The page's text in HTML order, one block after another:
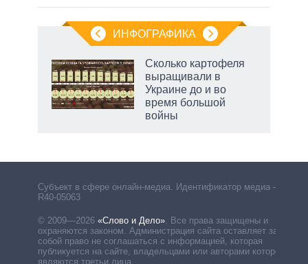
ИНФОГРАФИКА
Сколько картофеля
выращивали в
Украине до и во
время большой
войны
Субъект в сфере онлайн-медиа. Идентификатор медиа –
R40-05063
© 2009—2026 «Слово и Дело». Все права защищены и
охраняются законом. Администрация сайта оставляет за
собой право не соглашаться с информацией, которая
публикуется на сайте, владельцами или авторами которой
являются третьи лица.